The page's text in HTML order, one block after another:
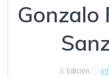
Gonzalo
Edición